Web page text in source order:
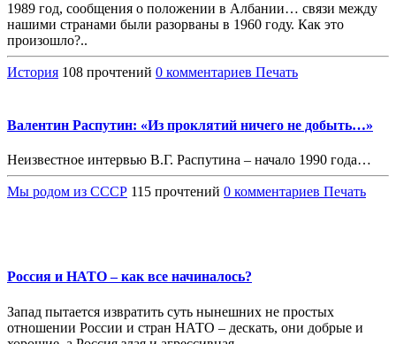
1989 год, сообщения о положении в Албании… связи между
нашими странами были разорваны в 1960 году. Как это
произошло?..
История 108 прочтений 0 комментариев Печать
Валентин Распутин: «Из проклятий ничего не добыть…»
Неизвестное интервью В.Г. Распутина – начало 1990 года…
Мы родом из СССР 115 прочтений 0 комментариев Печать
Россия и НАТО – как все начиналось?
Запад пытается извратить суть нынешних не простых
отношении России и стран НАТО – дескать, они добрые и